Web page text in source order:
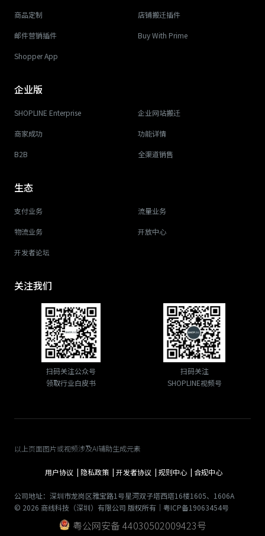
商品定制 店铺搬迁插件
邮件营销插件 Buy With Prime
Shopper App
企业版
SHOPLINE Enterprise 企业网站搬迁
商家成功 功能详情
B2B 全渠道销售
生态
支付业务 流量业务
物流业务 开放中心
开发者论坛
关注我们
扫码关注公众号
领取行业白皮书
扫码关注
SHOPLINE视频号
以上页面图片或视频涉及AI辅助生成元素
用户协议 | 隐私政策 | 开发者协议 | 规则中心 | 合规中心
公司地址：深圳市龙岗区雅宝路1号星河双子塔西塔16楼1605、1606A
© 2026 商线科技（深圳）有限公司 版权所有｜粤ICP备19063454号
粤公网安备 44030502009423号